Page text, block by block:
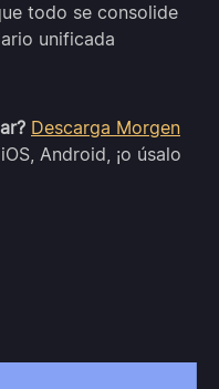
todo se consolide
unificada
Descarga Morgen
Android, ¡o úsalo